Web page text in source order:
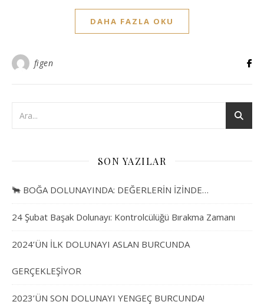
DAHA FAZLA OKU
figen
SON YAZILAR
🐂 BOĞA DOLUNAYINDA: DEĞERLERİN İZİNDE…
24 Şubat Başak Dolunayı: Kontrolcülüğü Bırakma Zamanı
2024’ÜN İLK DOLUNAYI ASLAN BURCUNDA
GERÇEKLEŞİYOR
2023’ÜN SON DOLUNAYI YENGEÇ BURCUNDA!